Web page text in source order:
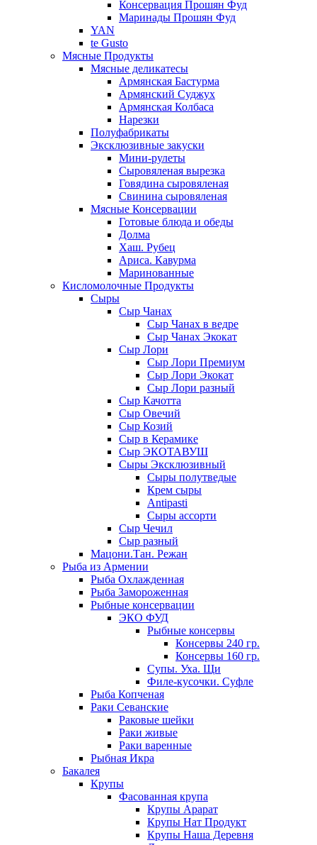
Консервация Прошян Фуд
Маринады Прошян Фуд
YAN
te Gusto
Мясные Продукты
Мясные деликатесы
Армянская Бастурма
Армянский Суджух
Армянская Колбаса
Нарезки
Полуфабрикаты
Эксклюзивные закуски
Мини-рулеты
Сыровяленая вырезка
Говядина сыровяленая
Свинина сыровяленая
Мясные Консервации
Готовые блюда и обеды
Долма
Хаш. Рубец
Ариса. Кавурма
Маринованные
Кисломолочные Продукты
Сыры
Сыр Чанах
Сыр Чанах в ведре
Сыр Чанах Экокат
Сыр Лори
Сыр Лори Премиум
Сыр Лори Экокат
Сыр Лори разный
Сыр Качотта
Сыр Овечий
Сыр Козий
Сыр в Керамике
Сыр ЭКОТАВУШ
Сыры Эксклюзивный
Сыры полутведые
Крем сыры
Antipasti
Сыры ассорти
Сыр Чечил
Сыр разный
Мацони.Тан. Режан
Рыба из Армении
Рыба Охлажденная
Рыба Замороженная
Рыбные консервации
ЭКО ФУД
Рыбные консервы
Консервы 240 гр.
Консервы 160 гр.
Супы. Уха. Щи
Филе-кусочки. Суфле
Рыба Копченая
Раки Севанские
Раковые шейки
Раки живые
Раки варенные
Рыбная Икра
Бакалея
Крупы
Фасованная крупа
Крупы Арарат
Крупы Нат Продукт
Крупы Наша Деревня